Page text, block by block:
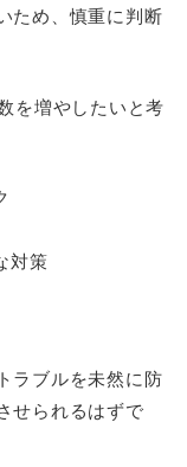
ため、慎重に判断
を増やしたいと考
対策
ラブルを未然に防
せられるはずで